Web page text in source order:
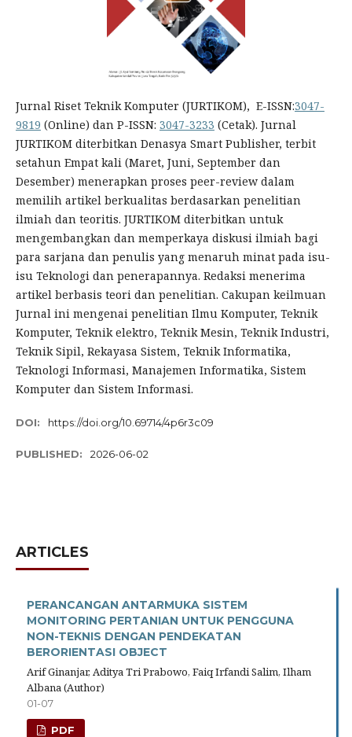
Jurnal Riset Teknik Komputer (JURTIKOM), E-ISSN:3047-
9819 (Online) dan P-ISSN: 3047-3233 (Cetak). Jurnal
JURTIKOM diterbitkan Denasya Smart Publisher, terbit
setahun Empat kali (Maret, Juni, September dan
Desember) menerapkan proses peer-review dalam
memilih artikel berkualitas berdasarkan penelitian
ilmiah dan teoritis. JURTIKOM diterbitkan untuk
mengembangkan dan memperkaya diskusi ilmiah bagi
para sarjana dan penulis yang menaruh minat pada isu-
isu Teknologi dan penerapannya. Redaksi menerima
artikel berbasis teori dan penelitian. Cakupan keilmuan
Jurnal ini mengenai penelitian Ilmu Komputer, Teknik
Komputer, Teknik elektro, Teknik Mesin, Teknik Industri,
Teknik Sipil, Rekayasa Sistem, Teknik Informatika,
Teknologi Informasi, Manajemen Informatika, Sistem
Komputer dan Sistem Informasi.
DOI: https://doi.org/10.69714/4p6r3c09
PUBLISHED: 2026-06-02
ARTICLES
PERANCANGAN ANTARMUKA SISTEM
MONITORING PERTANIAN UNTUK PENGGUNA
NON-TEKNIS DENGAN PENDEKATAN
BERORIENTASI OBJECT
Arif Ginanjar, Aditya Tri Prabowo, Faiq Irfandi Salim, Ilham
Albana (Author)
01-07
PDF